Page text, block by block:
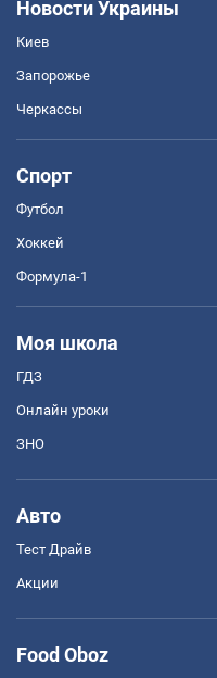
Новости Украины
Киев
Запорожье
Черкассы
Спорт
Футбол
Хоккей
Формула-1
Моя школа
ГДЗ
Онлайн уроки
ЗНО
Авто
Тест Драйв
Акции
Food Oboz